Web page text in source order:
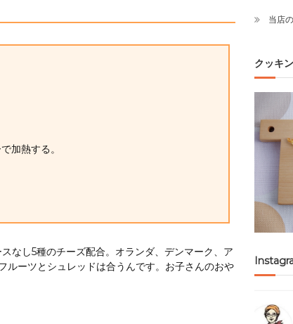
加熱する。
し5種のチーズ配合。オランダ、デンマーク、ア
ルーツとシュレッドは合うんです。お子さんのおや
当店
クッキ